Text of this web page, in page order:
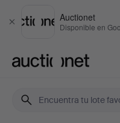
Cerrar
Auctionet
Disponible en